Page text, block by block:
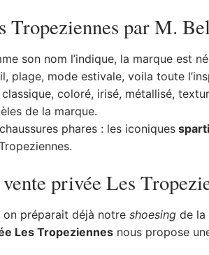
Tropeziennes par M.
son nom l’indique, la marque est
plage, mode estivale, voila toute
classique, coloré, irisé, métallisé,
de la marque.
phares : les iconiques
privée Les
on préparait déjà notre shoesingde la
Les Tropeziennesnous propose